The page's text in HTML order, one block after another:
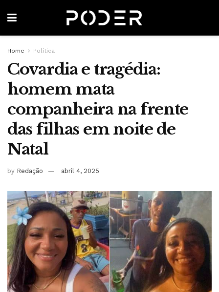
Home Política
Covardia e tragédia:
homem mata
companheira na frente
das filhas em noite de
Natal
by Redação abril 4, 2025